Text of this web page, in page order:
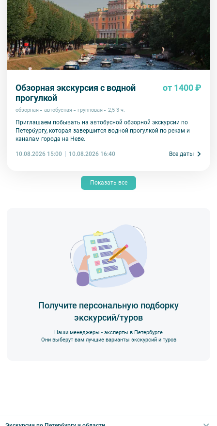
Обзорная экскурсия с водной
прогулкой
от 1400 ₽
обзорная автобусная групповая 2,5-3 ч.
Приглашаем побывать на автобусной обзорной экскурсии по
Петербургу, которая завершится водной прогулкой по рекам и
каналам города на Неве.
10.08.2026 15:00 10.08.2026 16:40 Все даты
Показать все
Получите персональную подборку
экскурсий/туров
Наши менеджеры - эксперты в Петербурге
Они выберут вам лучшие варианты экскурсий и туров